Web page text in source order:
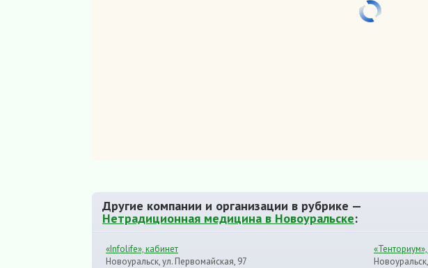
Другие компании и организации в рубрике —
Нетрадиционная медицина в Новоуральске:
«Infolife», кабинет
Новоуральск, ул. Первомайская, 97